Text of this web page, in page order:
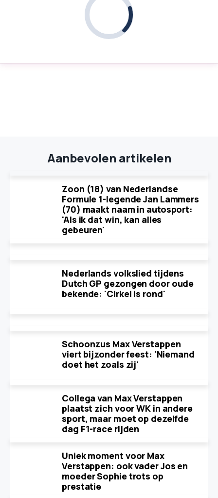
Aanbevolen artikelen
Zoon (18) van Nederlandse
Formule 1-legende Jan Lammers
(70) maakt naam in autosport:
'Als ik dat win, kan alles
gebeuren'
Nederlands volkslied tijdens
Dutch GP gezongen door oude
bekende: 'Cirkel is rond'
Schoonzus Max Verstappen
viert bijzonder feest: 'Niemand
doet het zoals zij'
Collega van Max Verstappen
plaatst zich voor WK in andere
sport, maar moet op dezelfde
dag F1-race rijden
Uniek moment voor Max
Verstappen: ook vader Jos en
moeder Sophie trots op
prestatie